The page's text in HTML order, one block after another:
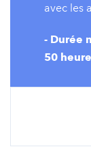
avec les
- Durée
50